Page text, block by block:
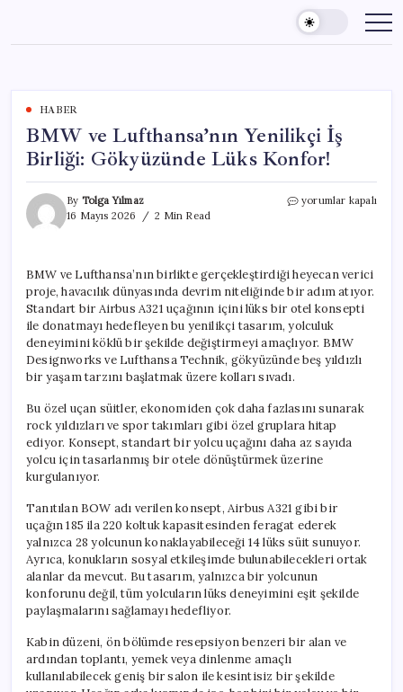
content
HABER
BMW ve Lufthansa’nın Yenilikçi İş
Birliği: Gökyüzünde Lüks Konfor!
By Tolga Yılmaz
16 Mayıs 2026
2 Min Read
BMW
Birliği:
Gökyüzünde
Lüks
Konfor!
yorumlar kapalı
BMW ve Lufthansa’nın birlikte gerçekleştirdiği heyecan verici
proje, havacılık dünyasında devrim niteliğinde bir adım atıyor.
Standart bir Airbus A321 uçağının içini lüks bir otel konsepti
ile donatmayı hedefleyen bu yenilikçi tasarım, yolculuk
deneyimini köklü bir şekilde değiştirmeyi amaçlıyor. BMW
Designworks ve Lufthansa Technik, gökyüzünde beş yıldızlı
bir yaşam tarzını başlatmak üzere kolları sıvadı.
Bu özel uçan süitler, ekonomiden çok daha fazlasını sunarak
rock yıldızları ve spor takımları gibi özel gruplara hitap
ediyor. Konsept, standart bir yolcu uçağını daha az sayıda
yolcu için tasarlanmış bir otele dönüştürmek üzerine
kurgulanıyor.
Tanıtılan BOW adı verilen konsept, Airbus A321 gibi bir
uçağın 185 ila 220 koltuk kapasitesinden feragat ederek
yalnızca 28 yolcunun konaklayabileceği 14 lüks süit sunuyor.
Ayrıca, konukların sosyal etkileşimde bulunabilecekleri ortak
alanlar da mevcut. Bu tasarım, yalnızca bir yolcunun
konforunu değil, tüm yolcuların lüks deneyimini eşit şekilde
paylaşmalarını sağlamayı hedefliyor.
Kabin düzeni, ön bölümde resepsiyon benzeri bir alan ve
ardından toplantı, yemek veya dinlenme amaçlı
kullanılabilecek geniş bir salon ile kesintisiz bir şekilde